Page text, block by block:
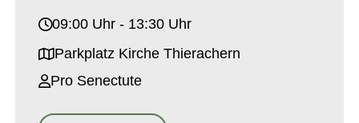
09:00 Uhr - 13:30 Uhr
Parkplatz Kirche Thierachern
Pro Senectute